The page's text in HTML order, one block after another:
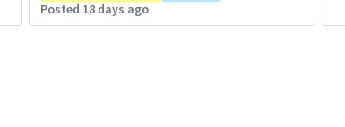
Posted 18 days ago